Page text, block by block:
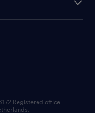
Registered office: